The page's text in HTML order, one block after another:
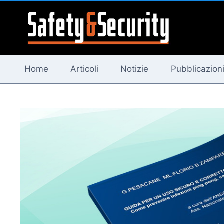
contenuto
Home Articoli Notizie Pubblicazioni